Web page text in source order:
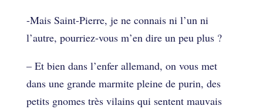
-Mais Saint-Pierre, je ne connais ni l’un ni
l’autre, pourriez-vous m’en dire un peu plus ?
– Et bien dans l’enfer allemand, on vous met
dans une grande marmite pleine de purin, des
petits gnomes très vilains qui sentent mauvais